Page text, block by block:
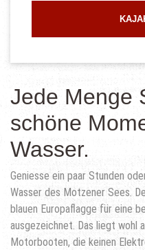
Jede Menge
schöne
Wasser.
Geniesse ein paar Stunden
Wasser des Motzener Sees.
blauen Europaflagge für eine
ausgezeichnet. Das liegt wohl
Motorbooten, die keinen